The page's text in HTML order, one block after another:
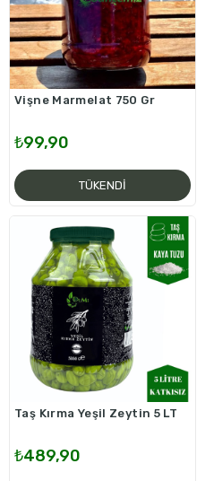
TÜKENDI
Vişne Marmelat 750 Gr
₺99,90
Taş Kırma Yeşil Zeytin 5 LT
₺489,90